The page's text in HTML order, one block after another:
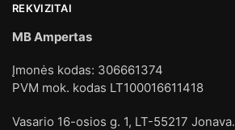
REKVIZITAI
MB Ampertas
Įmonės kodas: 306661374
PVM mok. kodas LT100016611418
Vasario 16-osios g. 1, LT-55217 Jonava.